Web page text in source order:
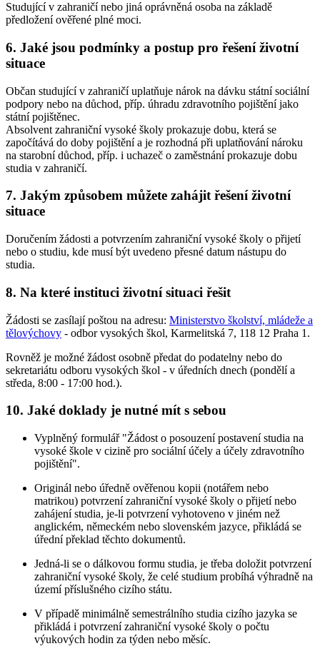
Studující v zahraničí nebo jiná oprávněná osoba na základě
předložení ověřené plné moci.
6. Jaké jsou podmínky a postup pro řešení životní
situace
Občan studující v zahraničí uplatňuje nárok na dávku státní sociální
podpory nebo na důchod, příp. úhradu zdravotního pojištění jako
státní pojištěnec.
Absolvent zahraniční vysoké školy prokazuje dobu, která se
započítává do doby pojištění a je rozhodná při uplatňování nároku
na starobní důchod, příp. i uchazeč o zaměstnání prokazuje dobu
studia v zahraničí.
7. Jakým způsobem můžete zahájit řešení životní
situace
Doručením žádosti a potvrzením zahraniční vysoké školy o přijetí
nebo o studiu, kde musí být uvedeno přesné datum nástupu do
studia.
8. Na které instituci životní situaci řešit
Žádosti se zasílají poštou na adresu: Ministerstvo školství, mládeže a
tělovýchovy - odbor vysokých škol, Karmelitská 7, 118 12 Praha 1.
Rovněž je možné žádost osobně předat do podatelny nebo do
sekretariátu odboru vysokých škol - v úředních dnech (pondělí a
středa, 8:00 - 17:00 hod.).
10. Jaké doklady je nutné mít s sebou
Vyplněný formulář "Žádost o posouzení postavení studia na
vysoké škole v cizině pro sociální účely a účely zdravotního
pojištění".
Originál nebo úředně ověřenou kopii (notářem nebo
matrikou) potvrzení zahraniční vysoké školy o přijetí nebo
zahájení studia, je-li potvrzení vyhotoveno v jiném než
anglickém, německém nebo slovenském jazyce, přikládá se
úřední překlad těchto dokumentů.
Jedná-li se o dálkovou formu studia, je třeba doložit potvrzení
zahraniční vysoké školy, že celé studium probíhá výhradně na
území příslušného cizího státu.
V případě minimálně semestrálního studia cizího jazyka se
přikládá i potvrzení zahraniční vysoké školy o počtu
výukových hodin za týden nebo měsíc.